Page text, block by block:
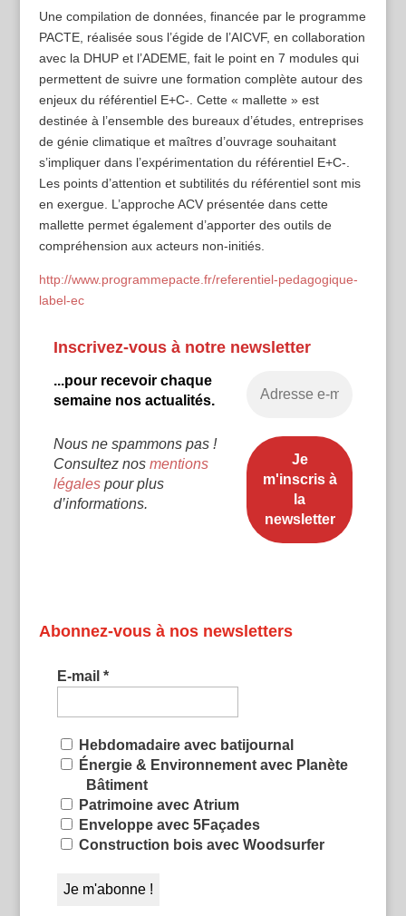
Une compilation de données, financée par le programme
PACTE, réalisée sous l’égide de l’AICVF, en collaboration
avec la DHUP et l’ADEME, fait le point en 7 modules qui
permettent de suivre une formation complète autour des
enjeux du référentiel E+C-. Cette « mallette » est
destinée à l’ensemble des bureaux d’études, entreprises
de génie climatique et maîtres d’ouvrage souhaitant
s’impliquer dans l’expérimentation du référentiel E+C-.
Les points d’attention et subtilités du référentiel sont mis
en exergue. L’approche ACV présentée dans cette
mallette permet également d’apporter des outils de
compréhension aux acteurs non-initiés.
http://www.programmepacte.fr/referentiel-pedagogique-
label-ec
Inscrivez-vous à notre newsletter
...pour recevoir chaque
semaine nos actualités.
Nous ne spammons pas !
Consultez nos mentions
légalespour plus
d’informations.
Abonnez-vous à nos newsletters
E-mail *
Hebdomadaire avec batijournal
Énergie & Environnement avec Planète
Bâtiment
Patrimoine avec Atrium
Enveloppe avec 5Façades
Construction bois avec Woodsurfer